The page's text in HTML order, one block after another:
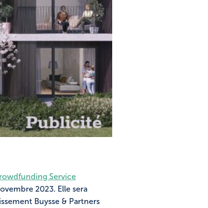
Service
2023. Elle sera
Buysse & Partners